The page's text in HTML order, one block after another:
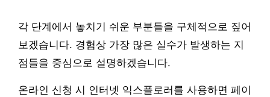
각 단계에서 놓치기 쉬운 부분들을 구체적으로 짚어
보겠습니다. 경험상 가장 많은 실수가 발생하는 지
점들을 중심으로 설명하겠습니다.
온라인 신청 시 인터넷 익스플로러를 사용하면 페이